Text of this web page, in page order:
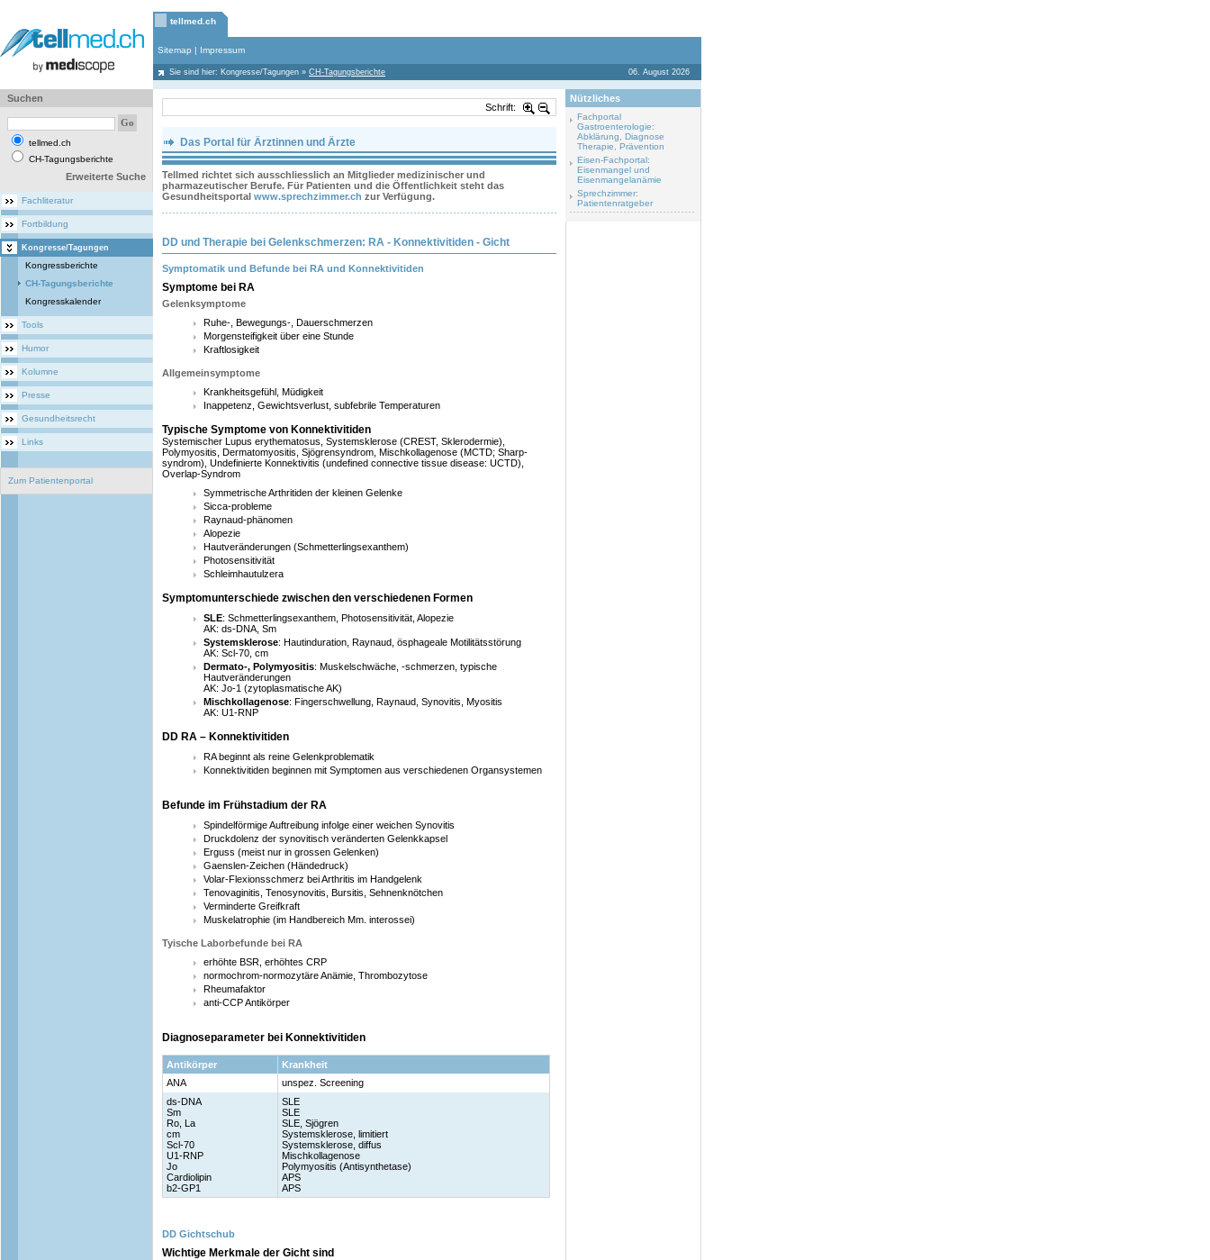
tellmed.ch
Sitemap | Impressum
Sie sind hier: Kongresse/Tagungen » CH-Tagungsberichte 06. August 2026
Suchen
tellmed.ch
CH-Tagungsberichte
Erweiterte Suche
Fachliteratur
Fortbildung
Kongresse/Tagungen
Kongressberichte
CH-Tagungsberichte
Kongresskalender
Tools
Humor
Kolumne
Presse
Gesundheitsrecht
Links
Zum Patientenportal
Schrift:
Das Portal für Ärztinnen und Ärzte
Tellmed richtet sich ausschliesslich an Mitglieder medizinischer und
pharmazeutischer Berufe. Für Patienten und die Öffentlichkeit steht das
Gesundheitsportal www.sprechzimmer.ch zur Verfügung.
DD und Therapie bei Gelenkschmerzen: RA - Konnektivitiden - Gicht
Symptomatik und Befunde bei RA und Konnektivitiden
Symptome bei RA
Gelenksymptome
Ruhe-, Bewegungs-, Dauerschmerzen
Morgensteifigkeit über eine Stunde
Kraftlosigkeit
Allgemeinsymptome
Krankheitsgefühl, Müdigkeit
Inappetenz, Gewichtsverlust, subfebrile Temperaturen
Typische Symptome von Konnektivitiden
Systemischer Lupus erythematosus, Systemsklerose (CREST, Sklerodermie),
Polymyositis, Dermatomyositis, Sjögrensyndrom, Mischkollagenose (MCTD; Sharp-
syndrom), Undefinierte Konnektivitis (undefined connective tissue disease: UCTD),
Overlap-Syndrom
Symmetrische Arthritiden der kleinen Gelenke
Sicca-probleme
Raynaud-phänomen
Alopezie
Hautveränderungen (Schmetterlingsexanthem)
Photosensitivität
Schleimhautulzera
Symptomunterschiede zwischen den verschiedenen Formen
SLE: Schmetterlingsexanthem, Photosensitivität, Alopezie
AK: ds-DNA, Sm
Systemsklerose: Hautinduration, Raynaud, ösphageale Motilitätsstörung
AK: Scl-70, cm
Dermato-, Polymyositis: Muskelschwäche, -schmerzen, typische
Hautveränderungen
AK: Jo-1 (zytoplasmatische AK)
Mischkollagenose: Fingerschwellung, Raynaud, Synovitis, Myositis
AK: U1-RNP
DD RA – Konnektivitiden
RA beginnt als reine Gelenkproblematik
Konnektivitiden beginnen mit Symptomen aus verschiedenen Organsystemen
Befunde im Frühstadium der RA
Spindelförmige Auftreibung infolge einer weichen Synovitis
Druckdolenz der synovitisch veränderten Gelenkkapsel
Erguss (meist nur in grossen Gelenken)
Gaenslen-Zeichen (Händedruck)
Volar-Flexionsschmerz bei Arthritis im Handgelenk
Tenovaginitis, Tenosynovitis, Bursitis, Sehnenknötchen
Verminderte Greifkraft
Muskelatrophie (im Handbereich Mm. interossei)
Tyische Laborbefunde bei RA
erhöhte BSR, erhöhtes CRP
normochrom-normozytäre Anämie, Thrombozytose
Rheumafaktor
anti-CCP Antikörper
Diagnoseparameter bei Konnektivitiden
Antikörper
Krankheit
ANA
unspez. Screening
ds-DNA
Sm
Ro, La
cm
Scl-70
U1-RNP
Jo
Cardiolipin
b2-GP1
SLE
SLE
SLE, Sjögren
Systemsklerose, limitiert
Systemsklerose, diffus
Mischkollagenose
Polymyositis (Antisynthetase)
APS
APS
DD Gichtschub
Wichtige Merkmale der Gicht sind
Nützliches
Fachportal
Gastroenterologie:
Abklärung, Diagnose
Therapie, Prävention
Eisen-Fachportal:
Eisenmangel und
Eisenmangelanämie
Sprechzimmer:
Patientenratgeber